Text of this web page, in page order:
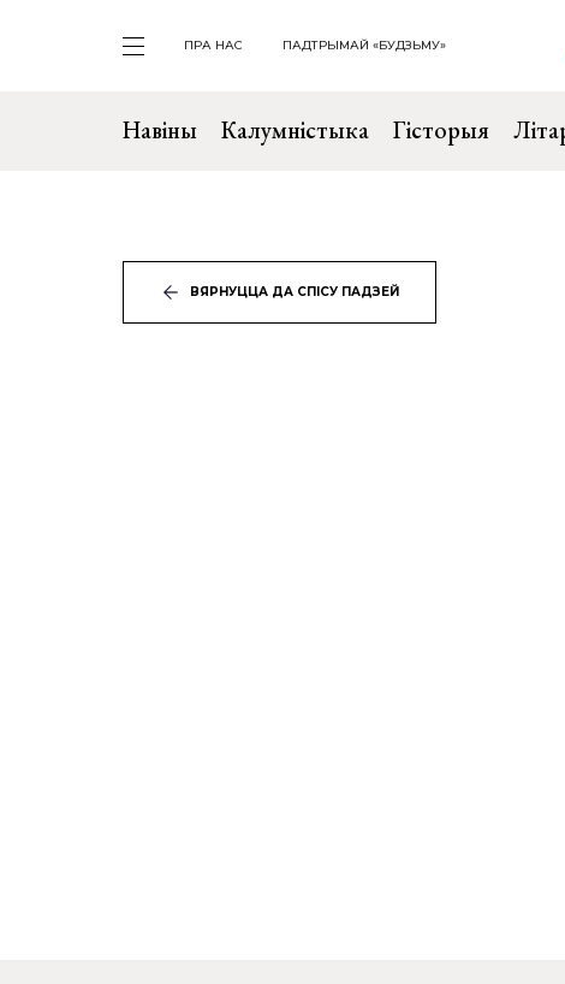
ПРА НАС ПАДТРЫМАЙ «БУДЗЬМУ»
Навіны Калумністыка Гісторыя
ВЯРНУЦЦА ДА СПІСУ ПАДЗЕЙ